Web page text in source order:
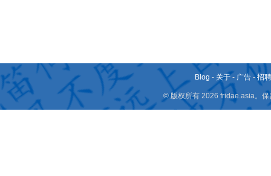
Blog - 关于 - 广告 -招
© 版权所有 2026 fridae.asia。